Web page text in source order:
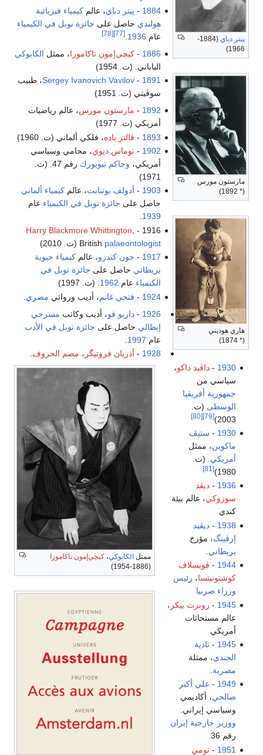
پيتر دباي
(1884-
1966)
مارستون مورس
(* 1892)
هاري هوديني
(* 1874)
1884
- پيتر دباي، عالم كيمياء فيزيائية
هولندي حاصل على جائزة نوبل في الكيمياء
عام 1936
[77]
[78]
ممثل الكابوكي، كيچي‌إمون ناكامورا
(1886-1954)
1886
- كيچي‌إمون ناكامورا، ممثل الكابوكي
الياباني. (ت. 1954)
1891
-
Sergey Ivanovich Vavilov، طبيب
سوڤيتي (ت. 1951)
1892
- مارستون مورس، عالم رياضيات
أمريكي (ت. 1977)
1893
- ڤالتر باده، فلكي ألماني (ت. 1960)
1902
- توماس ديوي، محامي وسياسي
أمريكي، وحاكم نيويورك
رقم 47. (ت.
1971)
1903
- أدولف بوتنانت، عالم كيمياء ألماني
حاصل على جائزة نوبل في الكيمياء عام
1939
.
1916 -
Harry Blackmore Whittington
British palaeontologist
(ت. 2010)
1917
- جون كندرو، عالم كيمياء حيوية
بريطاني حاصل على جائزة نوبل في
الكيمياء عام 1962 . (ت. 1997)
1924
- فتحي غانم، أديب وروائي مصري
1926
- داريو فو، أديب وكاتب مسرحي
إيطالي حاصل على جائزة نوبل في الأدب
عام 1997
1928
- أدريان فروتيگر ، مصم الحروف
1930
-داڤيد داكو،
سياسي من
جمهورية أفريقيا
الوسطى (ت.
2003)
[79]
[80]
1930
- ستيڤ
ماكوين، ممثل
أمريكي . (ت.
1980)
[81]
1936
-ديڤد
سوزوكي، عالم بيئة
كندي
1938
-ديڤيد
إرڤينگ، مؤرخ
بريطاني
1944
- ڤويسلاڤ
كوشتونيتسا، رئيس
وزراء صربيا
1945
- روبرت بيكر ،
عالم مستحاثات
أمريكي
1945
- نادية
الجندي، ممثلة
مصرية
1949
- علي أكبر
صالحي، أكاديمي
وسياسي إيراني.
ووزير خارجية إيران
رقم 36.
1951
-تومي